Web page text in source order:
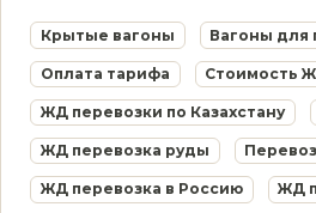
Крытые вагоны Вагоны для
Оплата тарифа Стоимость
ЖД перевозки по Казахстану
ЖД перевозка руды
ЖД перевозка в Россию ЖД